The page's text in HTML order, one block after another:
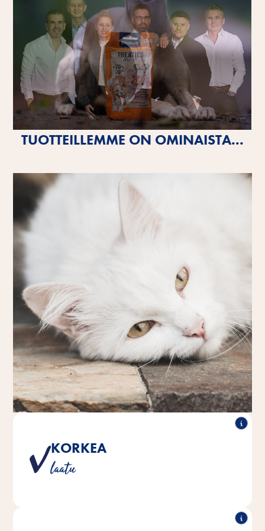
TUOTTEILLEMME ON OMINAISTA...
KORKEA
laatu
Vitakraftin tuote on lupauksemme sinulle ja lemmikillesi
täyttää korkeimmat laatustandardit.